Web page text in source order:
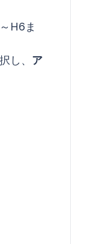
H6ま
し、 ア